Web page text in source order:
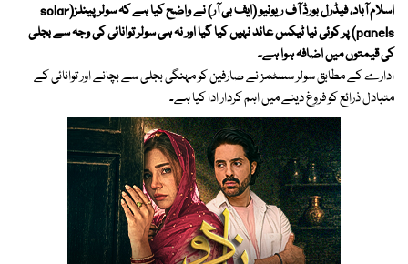
اسلام آباد، فیڈرل بورڈ آف ریونیو (ایف بی آر) نے واضح کیا ہے کہ سولر پینلز(solar
panels) پر کوئی نیا ٹیکس عائد نہیں کیا گیا اور نہ ہی سولر توانائی کی وجہ سے بجلی
کی قیمتوں میں اضافہ ہوا ہے۔
ادارے کے مطابق سولر سسٹمز نے صارفین کو مہنگی بجلی سے بچانے اور توانائی کے
متبادل ذرائع کو فروغ دینے میں اہم کردار ادا کیا ہے۔